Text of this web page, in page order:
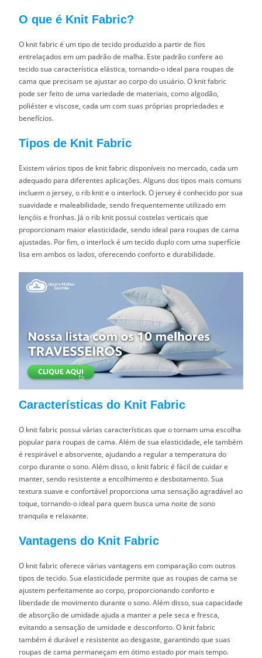
O que é Knit Fabric?
O knit fabric é um tipo de tecido produzido a partir de fios
entrelaçados em um padrão de malha. Este padrão confere ao
tecido sua característica elástica, tornando-o ideal para roupas de
cama que precisam se ajustar ao corpo do usuário. O knit fabric
pode ser feito de uma variedade de materiais, como algodão,
poliéster e viscose, cada um com suas próprias propriedades e
benefícios.
Tipos de Knit Fabric
Existem vários tipos de knit fabric disponíveis no mercado, cada um
adequado para diferentes aplicações. Alguns dos tipos mais comuns
incluem o jersey, o rib knit e o interlock. O jersey é conhecido por sua
suavidade e maleabilidade, sendo frequentemente utilizado em
lençóis e fronhas. Já o rib knit possui costelas verticais que
proporcionam maior elasticidade, sendo ideal para roupas de cama
ajustadas. Por fim, o interlock é um tecido duplo com uma superfície
lisa em ambos os lados, oferecendo conforto e durabilidade.
Características do Knit Fabric
O knit fabric possui várias características que o tornam uma escolha
popular para roupas de cama. Além de sua elasticidade, ele também
é respirável e absorvente, ajudando a regular a temperatura do
corpo durante o sono. Além disso, o knit fabric é fácil de cuidar e
manter, sendo resistente a encolhimento e desbotamento. Sua
textura suave e confortável proporciona uma sensação agradável ao
toque, tornando-o ideal para quem busca uma noite de sono
tranquila e relaxante.
Vantagens do Knit Fabric
O knit fabric oferece várias vantagens em comparação com outros
tipos de tecido. Sua elasticidade permite que as roupas de cama se
ajustem perfeitamente ao corpo, proporcionando conforto e
liberdade de movimento durante o sono. Além disso, sua capacidade
de absorção de umidade ajuda a manter a pele seca e fresca,
evitando a sensação de umidade e desconforto. O knit fabric
também é durável e resistente ao desgaste, garantindo que suas
roupas de cama permaneçam em ótimo estado por mais tempo.